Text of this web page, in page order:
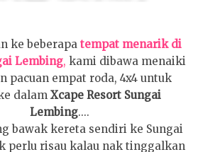
ke beberapa tempat menarik di
Lembing, kami dibawa menaiki
pacuan empat roda, 4x4 untuk
dalam Xcape Resort Sungai
Lembing....
bawak kereta sendiri ke Sungai
perlu risau kalau nak tinggalkan